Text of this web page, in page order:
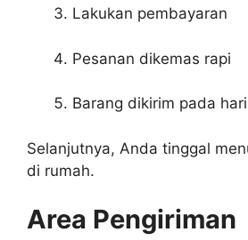
Lakukan pembayaran
Pesanan dikemas rapi
Barang dikirim pada
Selanjutnya, Anda tinggal
di rumah.
Area Pengiriman